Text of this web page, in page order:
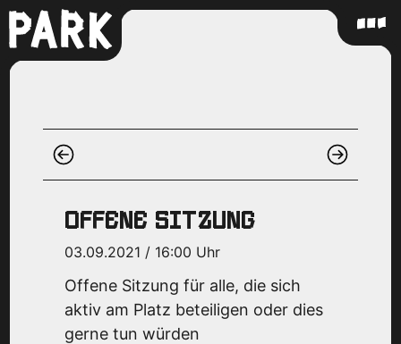
OFFENE SITZUNG
03.09.2021 / 16:00 Uhr
Offene Sitzung für alle, die sich
aktiv am Platz beteiligen oder dies
gerne tun würden